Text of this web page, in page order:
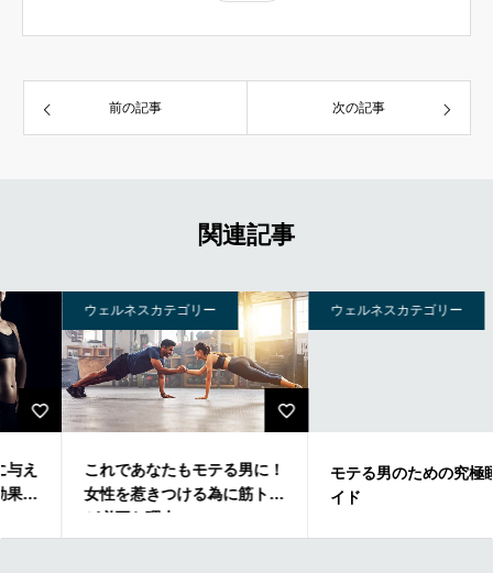
前の記事 次の記事
関連記事
ウェルネスカテゴリー
これであなたもモテる男に！
女性を惹きつける為に筋トレ
が必要な理由
ウェルネスカテゴリー
モテる男のための究極睡眠ガ
イド